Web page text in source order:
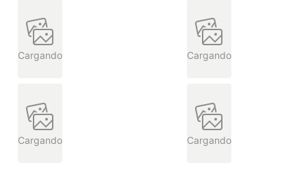
Cargando Cargando
Cargando Cargando